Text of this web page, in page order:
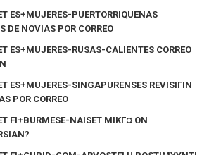
ES+MUJERES-PUERTORRIQUENAS
DE NOVIAS POR CORREO
ES+MUJERES-RUSAS-CALIENTES CORREO
ES+MUJERES-SINGAPURENSES REVISIГІN
POR CORREO
FI+BURMESE-NAISET MIKГ¤ ON